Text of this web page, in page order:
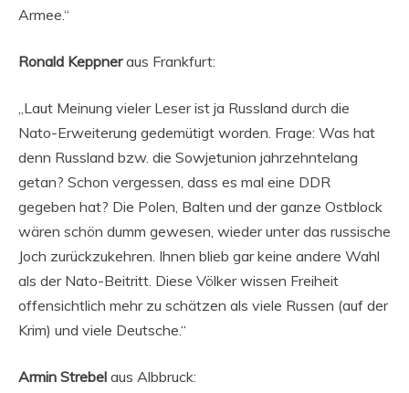
Armee.“
Ronald Keppneraus Frankfurt:
„Laut Meinung vieler Leser ist ja Russland durch die
Nato-Erweiterung gedemütigt worden. Frage: Was hat
denn Russland bzw. die Sowjetunion jahrzehntelang
getan? Schon vergessen, dass es mal eine DDR
gegeben hat? Die Polen, Balten und der ganze Ostblock
wären schön dumm gewesen, wieder unter das russische
Joch zurückzukehren. Ihnen blieb gar keine andere Wahl
als der Nato-Beitritt. Diese Völker wissen Freiheit
offensichtlich mehr zu schätzen als viele Russen (auf der
Krim) und viele Deutsche.“
Armin Strebel aus Albbruck: